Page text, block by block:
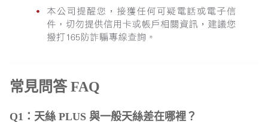
常見問答 FAQ
Q1：天絲 PLUS 與一般天絲差在哪裡？